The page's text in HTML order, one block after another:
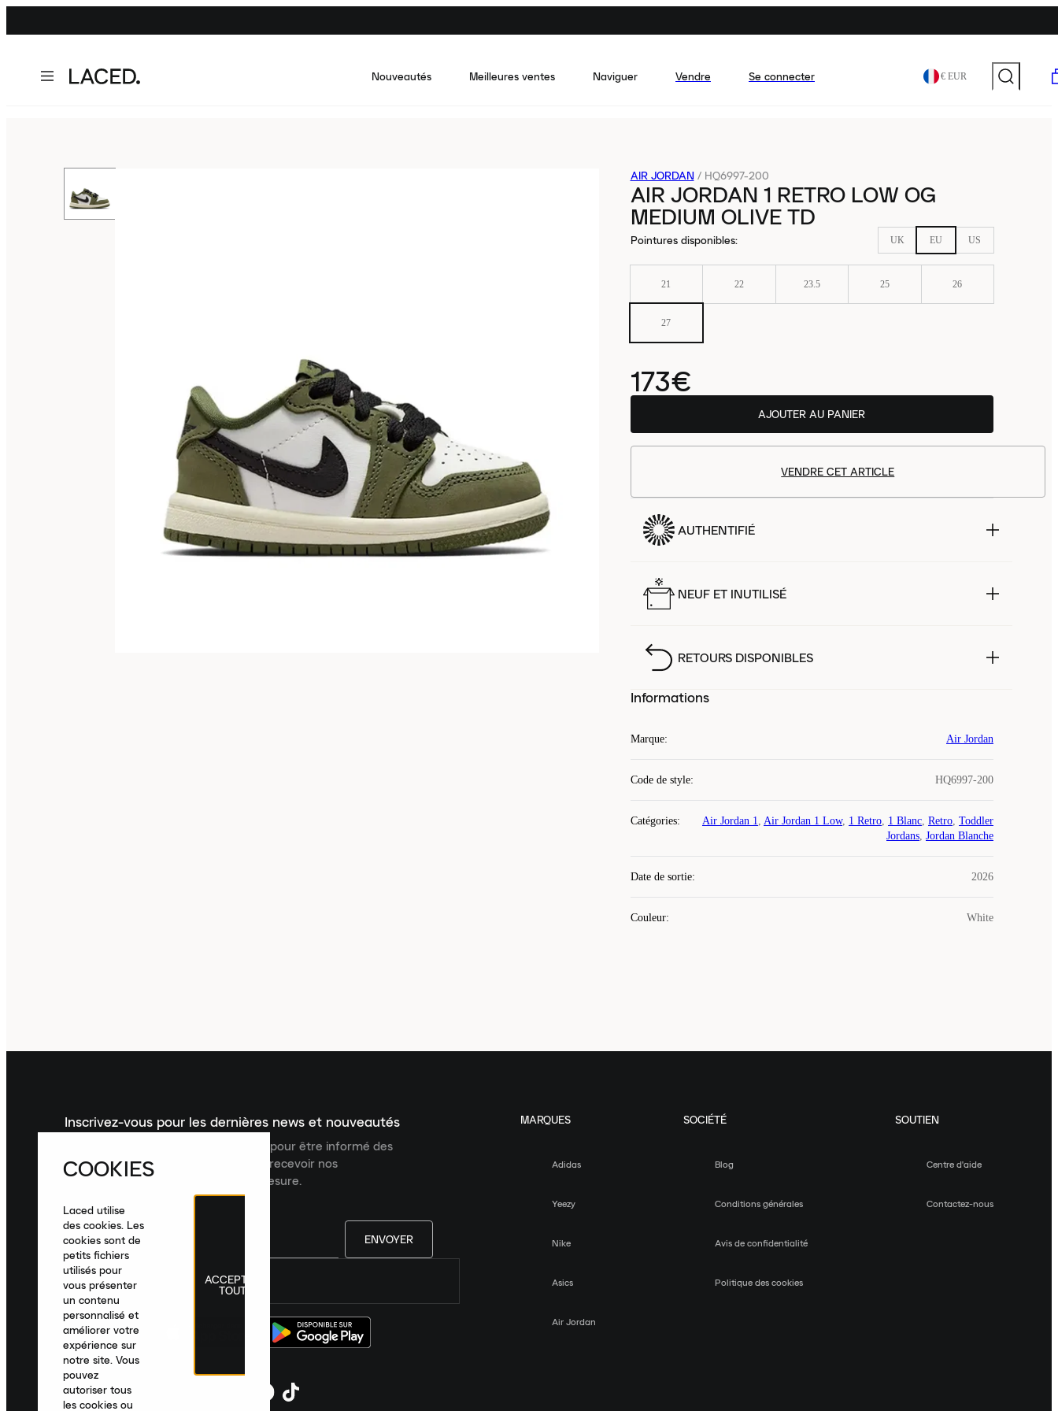
Nouveautés Meilleures ventes Naviguer Vendre Se connecter € EUR
AIR JORDAN / HQ6997-200
AIR JORDAN 1 RETRO LOW OG
MEDIUM OLIVE TD
Pointures disponibles: UK EU US
21 22 23.5 25 26
27
173€
AJOUTER AU PANIER
VENDRE CET ARTICLE
AUTHENTIFIÉ
NEUF ET INUTILISÉ
RETOURS DISPONIBLES
Informations
Marque: Air Jordan
Code de style: HQ6997-200
Catégories: Air Jordan 1, Air Jordan 1 Low, 1 Retro, 1 Blanc, Retro, Toddler
Jordans, Jordan Blanche
Date de sortie: 2026
Couleur: White
Inscrivez-vous pour les dernières news et nouveautés
Inscrivez-vous à la newsletter Laced pour être informé des
dernières nouveautés, collections et recevoir nos
recommandations de produits sur mesure.
ENVOYER
France|Français
MARQUES
Adidas
Yeezy
Nike
Asics
Air Jordan
SOCIÉTÉ
Blog
Conditions générales
Avis de confidentialité
Politique des cookies
SOUTIEN
Centre d'aide
Contactez-nous
COOKIES
Laced utilise
des cookies. Les
cookies sont de
petits fichiers
utilisés pour
vous présenter
un contenu
personnalisé et
améliorer votre
expérience sur
notre site. Vous
pouvez
autoriser tous
les cookies ou
ACCEPTER
TOUT